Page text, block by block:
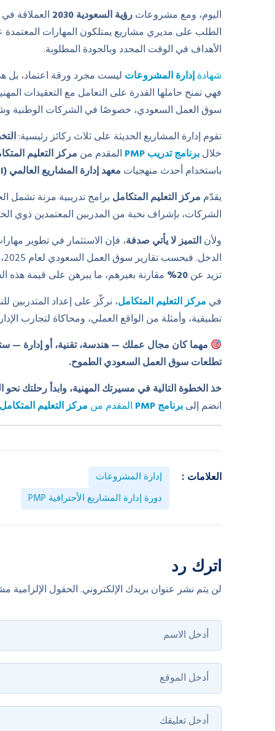
اليوم، ومع مشروعاترؤية السعودية 2030
العملاقة
الطلب على مديري مشاريع يمتلكون المهارات المعتمدة
الأهداف في الوقت المحدد وبالجودة المطلوبة.
شهادةإدارة المشروعات ليست مجرد ورقة اعتماد، بل
فهي تمنح حاملها القدرة على التعامل مع التعقيدات
سوق العمل السعودي، خصوصًا في الشركات الوطنية
تقوم إدارة المشاريع الحديثة على ثلاث ركائز رئيسية:
خلالبرنامج تدريب PMP المقدم من مركز التعليم
باستخدام أحدث منهجيات معهد إدارة المشاريع العالمي (PMI)
يقدّم مركز التعليم المتكامل برامج تدريبية مرنة تشمل
الشركات، بإشراف نخبة من المدربين المعتمدين ذوي
ولأنالتميز لا يأتي صدفة، فإن الاستثمار في تطوير
الدخل. فبحسب تقارير سوق العمل السعودي لعام 2025، ارتفعت رواتب الحاصلين على
تزيد عن20%
مقارنة بغيرهم، ما يبرهن على قيمة هذه
في مركز التعليم المتكامل، نركّز على إعداد المتدربين
تطبيقية، وأمثلة من الواقع العملي، ومحاكاة لتجارب
مهما كان مجال عملك — هندسة، تقنية، أو إدارة —
تطلعات سوق العمل السعودي الطموح.
خذ الخطوة التالية في مسيرتك المهنية، وابدأ رحلتك نحو
انضم إلىبرنامج PMP المقدم من مركز التعليم المتكامل
العلامات :
إدارة المشروعات
دورة إدارة المشاريع الأحترافية PMP
اترك رد
لن يتم نشر عنوان بريدك الإلكتروني.الحقول الإلزامية